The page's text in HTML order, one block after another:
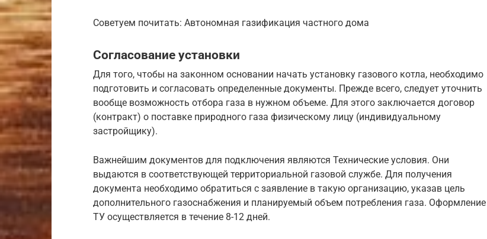
Советуем почитать: Автономная газификация частного дома
Согласование установки
Для того, чтобы на законном основании начать установку газового котла, необходимо
подготовить и согласовать определенные документы. Прежде всего, следует уточнить
вообще возможность отбора газа в нужном объеме. Для этого заключается договор
(контракт) о поставке природного газа физическому лицу (индивидуальному
застройщику).
Важнейшим документов для подключения являются Технические условия. Они
выдаются в соответствующей территориальной газовой службе. Для получения
документа необходимо обратиться с заявление в такую организацию, указав цель
дополнительного газоснабжения и планируемый объем потребления газа. Оформление
ТУ осуществляется в течение 8-12 дней.